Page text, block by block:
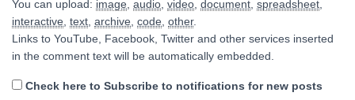
You can upload: image audio video document spreadsheet
interactive text archive code other.
Links to YouTube, Facebook, Twitter and other services inserted
in the comment text will be automatically embedded.
Check here to Subscribe to notifications for new posts